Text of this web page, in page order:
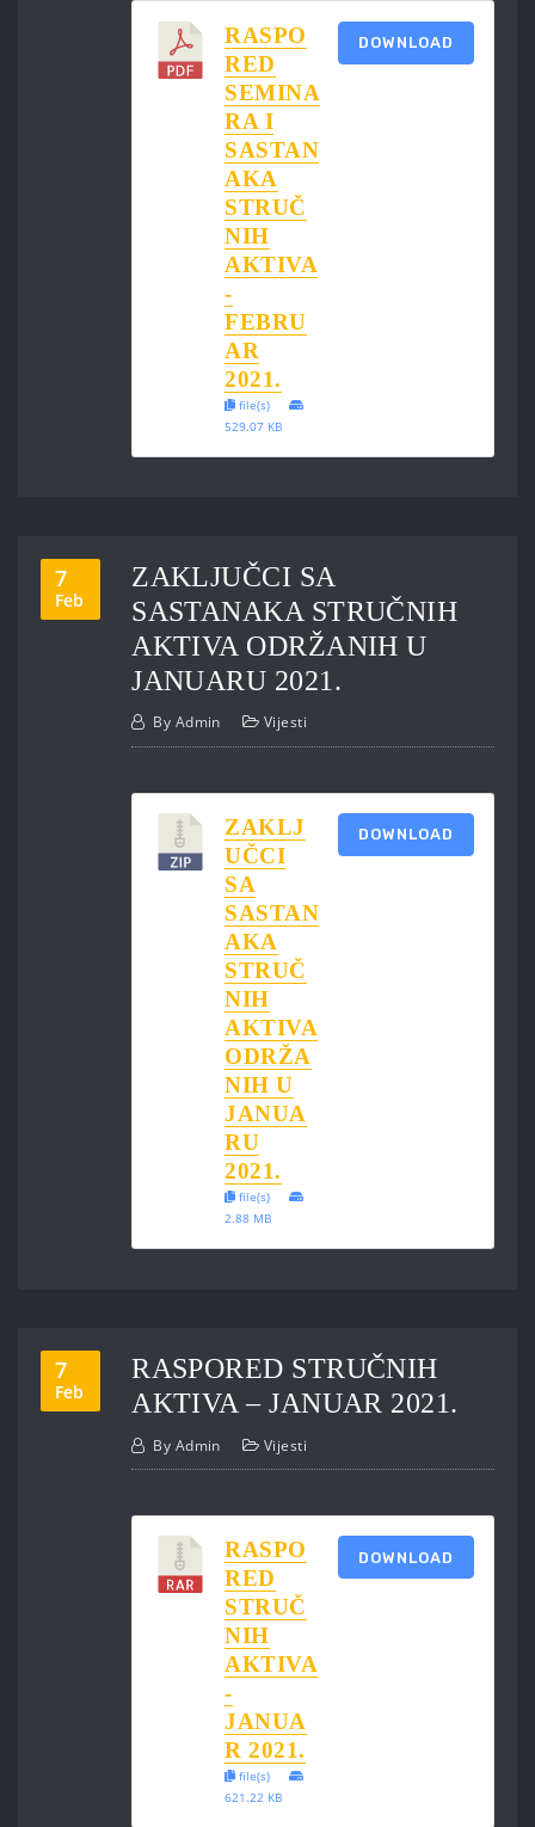
RASPO
RED
SEMINA
RA I
SASTAN
AKA
STRUČ
NIH
AKTIVA
-
FEBRU
AR
2021.
file(s)
529.07 KB
DOWNLOAD
7
Feb
ZAKLJUČCI SA
SASTANAKA STRUČNIH
AKTIVA ODRŽANIH U
JANUARU 2021.
By Admin Vijesti
ZAKLJ
UČCI
SA
SASTAN
AKA
STRUČ
NIH
AKTIVA
ODRŽA
NIH U
JANUA
RU
2021.
file(s)
2.88 MB
DOWNLOAD
7
Feb
RASPORED STRUČNIH
AKTIVA – JANUAR 2021.
By Admin Vijesti
RASPO
RED
STRUČ
NIH
AKTIVA
-
JANUA
R 2021.
file(s)
621.22 KB
DOWNLOAD